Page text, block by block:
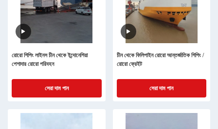
রোরো শিপিং লাইনস চীন থেকে ইন্দোনেশিয়া
পেশাদার রোরো পরিবহন
সেরা দাম পান
চীন থেকে ফিলিপাইন রোরো আন্তর্জাতিক শিপিং /
রোরো ফ্রেইট
সেরা দাম পান